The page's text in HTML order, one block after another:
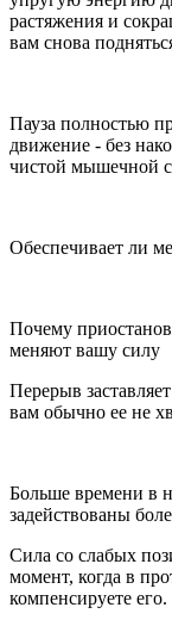
растяжения и
вам снова
Пауза полностью
движение - без
чистой мышечной
Обеспечивает ли
Почему
меняют вашу силу
Перерыв
вам обычно ее не
Больше времени в
задействованы
Сила со слабых
момент, когда в
компенсируете его.